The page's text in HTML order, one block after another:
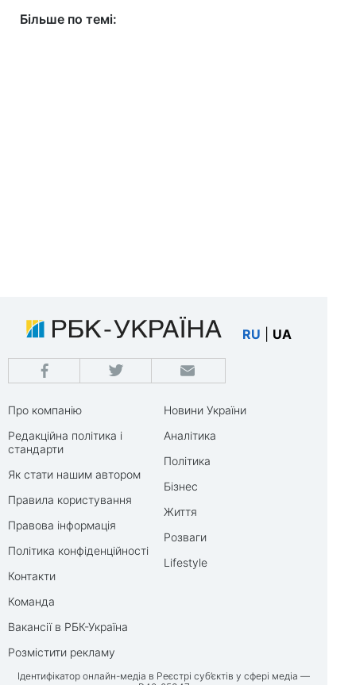
Більше по темі:
RU UA
Про компанію
Редакційна політика і
стандарти
Як стати нашим автором
Правила користування
Правова інформація
Політика конфіденційності
Контакти
Команда
Вакансії в РБК-Україна
Розмістити рекламу
Новини України
Аналітика
Політика
Бізнес
Життя
Розваги
Lifestyle
Ідентифікатор онлайн-медіа в Реєстрі суб’єктів у сфері медіа —